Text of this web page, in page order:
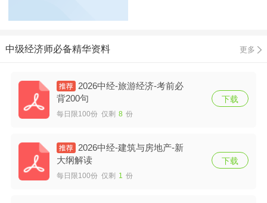
中级经济师必备精华资料 更多
2026中经-旅游经济-考前必
背200句
每日限100份 仅剩 8 份
下载
2026中经-建筑与房地产-新
大纲解读
每日限100份 仅剩 1 份
下载